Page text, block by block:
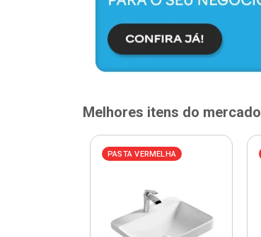
Melhores itens do mercado
PASTA VERMELHA